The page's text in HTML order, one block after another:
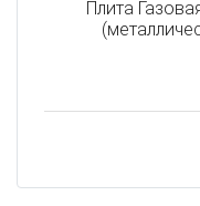
Плита